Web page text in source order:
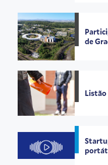
de
Listão